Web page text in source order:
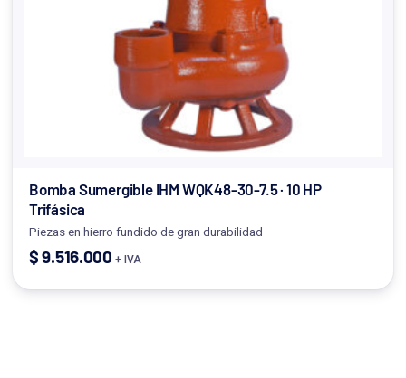
Bomba Sumergible IHM WQK48-30-7.5 · 10 HP
Trifásica
Piezas en hierro fundido de gran durabilidad
$9.516.000 + IVA